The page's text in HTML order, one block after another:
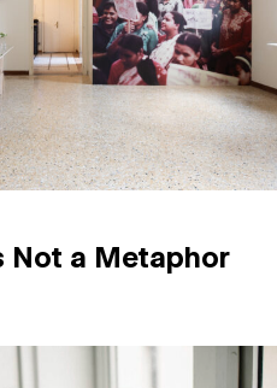
Not a Metaphor